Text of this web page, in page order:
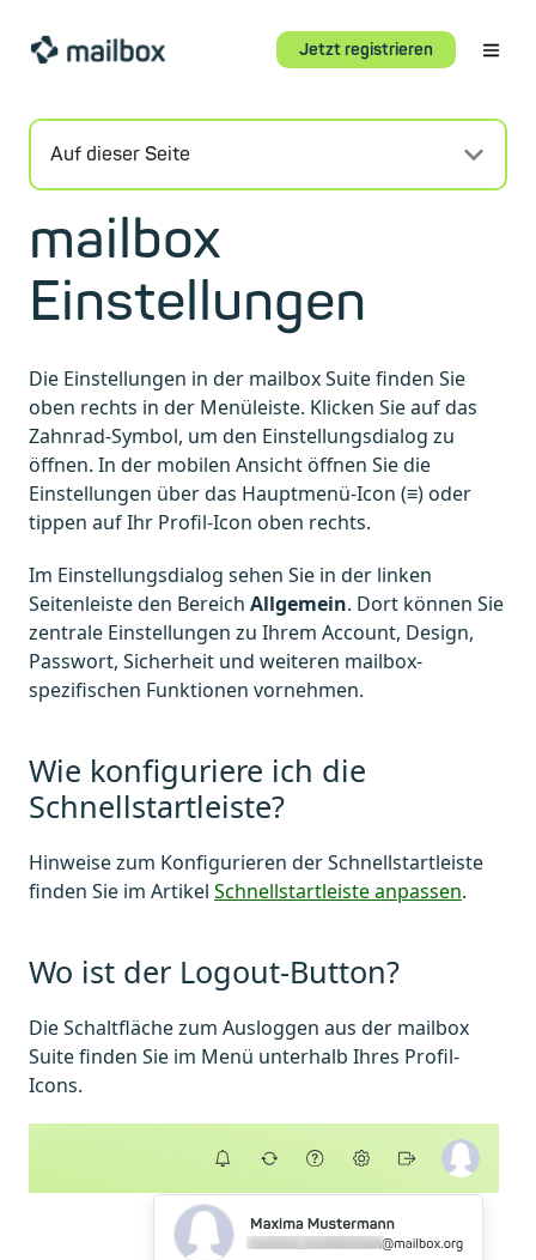
Jetzt registrieren
Auf dieser Seite
mailbox
Einstellungen
Die Einstellungen in der mailbox Suite finden Sie
oben rechts in der Menüleiste. Klicken Sie auf das
Zahnrad-Symbol, um den Einstellungsdialog zu
öffnen. In der mobilen Ansicht öffnen Sie die
Einstellungen über das Hauptmenü-Icon (≡) oder
tippen auf Ihr Profil-Icon oben rechts.
Im Einstellungsdialog sehen Sie in der linken
Seitenleiste den Bereich Allgemein. Dort können Sie
zentrale Einstellungen zu Ihrem Account, Design,
Passwort, Sicherheit und weiteren mailbox-
spezifischen Funktionen vornehmen.
Wie konfiguriere ich die
Schnellstartleiste?
Hinweise zum Konfigurieren der Schnellstartleiste
finden Sie im Artikel Schnellstartleiste anpassen.
Wo ist der Logout-Button?
Die Schaltfläche zum Ausloggen aus der mailbox
Suite finden Sie im Menü unterhalb Ihres Profil-
Icons.